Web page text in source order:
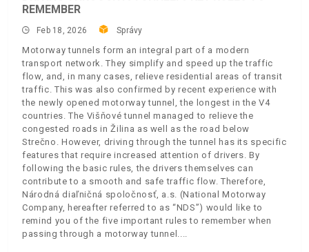
REMEMBER
Feb 18, 2026 Správy
Motorway tunnels form an integral part of a modern
transport network. They simplify and speed up the traffic
flow, and, in many cases, relieve residential areas of transit
traffic. This was also confirmed by recent experience with
the newly opened motorway tunnel, the longest in the V4
countries. The Višňové tunnel managed to relieve the
congested roads in Žilina as well as the road below
Strečno. However, driving through the tunnel has its specific
features that require increased attention of drivers. By
following the basic rules, the drivers themselves can
contribute to a smooth and safe traffic flow. Therefore,
Národná diaľničná spoločnosť, a.s. (National Motorway
Company, hereafter referred to as “NDS”) would like to
remind you of the five important rules to remember when
passing through a motorway tunnel.